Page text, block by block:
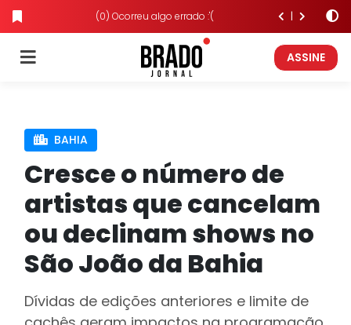
(0) Ocorreu algo errado :'(
ASSINE
BAHIA
Cresce o número de
artistas que cancelam
ou declinam shows no
São João da Bahia
Dívidas de edições anteriores e limite de